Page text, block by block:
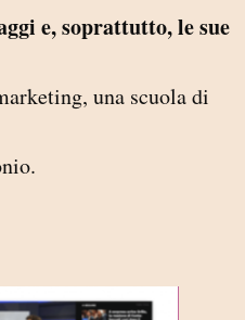
e, soprattutto, le sue
una scuola di